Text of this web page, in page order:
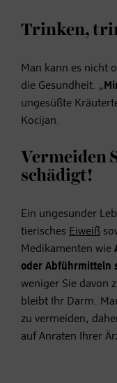
Trinken,
Man kann es nicht
die Gesundheit. „
ungesüßte
Kocijan.
Vermeiden
schädigt!
Ein ungesunder
tierisches Eiweiß
Medikamenten wie
oder Abführmitteln
weniger Sie davon
bleibt Ihr Darm.
zu vermeiden,
auf Anraten Ihrer